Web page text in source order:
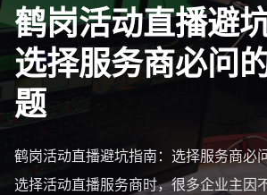
鹤岗活动直播避
选择服务商必问
题
鹤岗活动直播避坑指南：选择服务商必
选择活动直播服务商时，很多企业主因